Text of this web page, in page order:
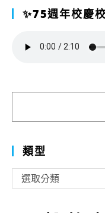
✨75週年校慶
類型
型
選取分類